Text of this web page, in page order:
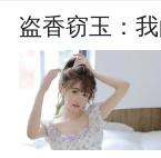
盗香窃玉：